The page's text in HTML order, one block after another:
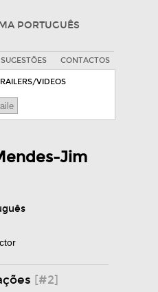
PORTUGUÊS
SUGESTÕES CONTACTOS
VIDEOS
Jim
[#2]